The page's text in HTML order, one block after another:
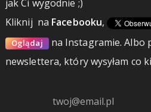
jak Ci wygodnie ;)
Kliknij na Facebooku,
Oglądaj na Instagramie.Albo
newslettera, który wysyłam co